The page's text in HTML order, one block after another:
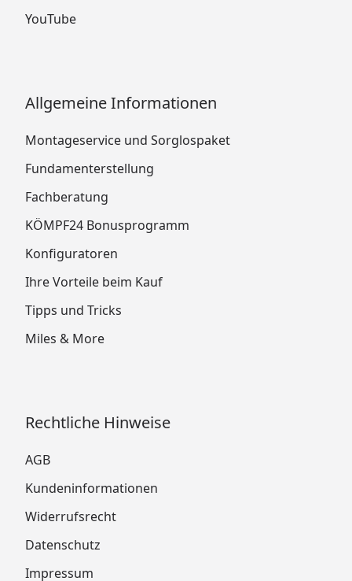
YouTube
Allgemeine Informationen
Montageservice und Sorglospaket
Fundamenterstellung
Fachberatung
KÖMPF24 Bonusprogramm
Konfiguratoren
Ihre Vorteile beim Kauf
Tipps und Tricks
Miles & More
Rechtliche Hinweise
AGB
Kundeninformationen
Widerrufsrecht
Datenschutz
Impressum